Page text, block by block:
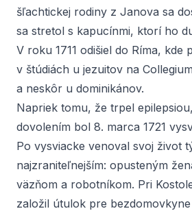
šľachtickej rodiny z Janova sa
sa stretol s kapucínmi, ktorí ho
V roku 1711 odišiel do Ríma, kde
v štúdiách u jezuitov na
a neskôr u dominikánov.
Napriek tomu, že trpel
dovolením bol 8. marca 1721
Po vysviacke venoval svoj život
najzraniteľnejším: opusteným
väzňom a robotníkom. Pri
založil útulok pre bezdomovkyne